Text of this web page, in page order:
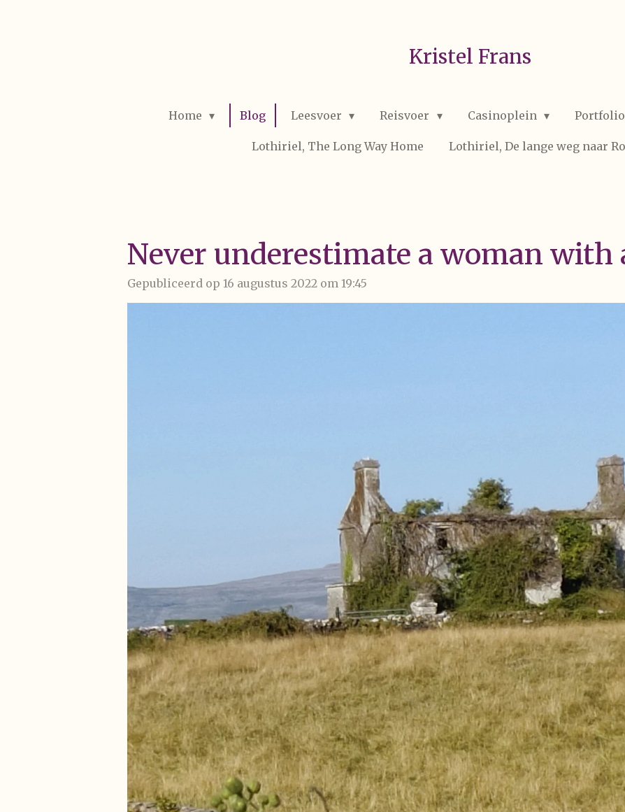
Kristel Frans
Home Blog Leesvoer Reisvoer Casinoplein Portfolio
Lothiriel, The Long Way Home Lothiriel, De lange weg naar
Never underestimate a woman with
Gepubliceerd op 16 augustus 2022 om 19:45